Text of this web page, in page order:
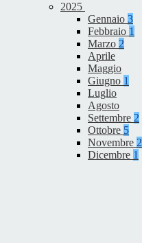
2025
Gennaio 3
Febbraio 1
Marzo 2
Aprile
Maggio
Giugno 1
Luglio
Agosto
Settembre 2
Ottobre 5
Novembre 2
Dicembre 1